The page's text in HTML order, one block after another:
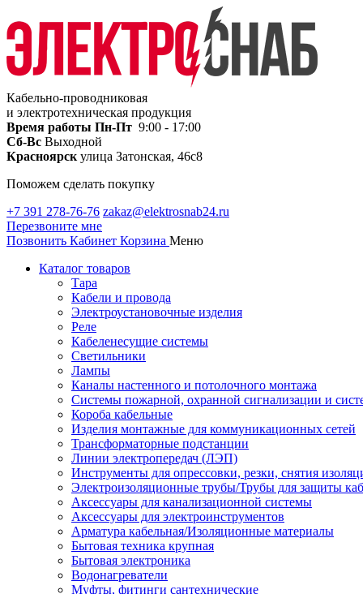
Кабельно-проводниковая
и электротехническая продукция
Время работы Пн-Пт 9:00 - 17:00
Сб-Вс Выходной
Красноярск улица Затонская, 46с8
Поможем сделать покупку
+7 391 278-76-76 zakaz@elektrosnab24.ru
Перезвоните мне
Позвонить Кабинет Корзина Меню
Каталог товаров
Тара
Кабели и провода
Электроустановочные изделия
Реле
Кабеленесущие системы
Светильники
Лампы
Каналы настенного и потолочного монтажа
Системы пожарной, охранной сигнализации и
Короба кабельные
Изделия монтажные для коммуникационных сетей
Трансформаторные подстанции
Линии электропередач (ЛЭП)
Инструменты для опрессовки, резки, снятия
Электроизоляционные трубы/Трубы для защиты
Аксессуары для канализационной системы
Аксессуары для электроинструментов
Арматура кабельная/Изоляционные материалы
Бытовая техника крупная
Бытовая электроника
Водонагреватели
Муфты, фитинги сантехнические